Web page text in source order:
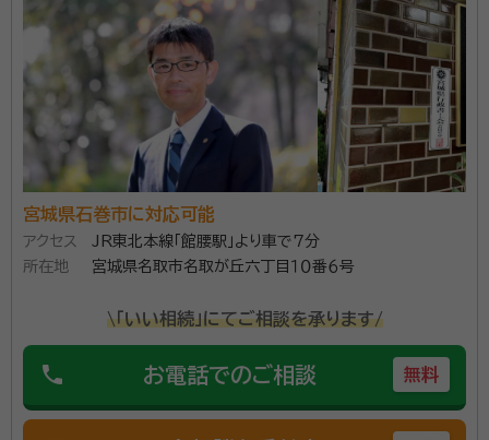
相続が発生すると、相続人の確定や遺産分割協議を経
て、相続財産の名義変更などのあらゆる手続きをおこな
わなければなりません。仕事や普段の生活をしながらで
は負担が大きく、期限のある相続手続きをスムーズにお
こなうのはとても難しいといえるでしょう。
行政書士・特定行政書士・入国管理局申請取次行政書士
所属団体： 宮城県行政書士会 青葉支部
宮城県石巻市に対応可能
アクセス
JR東北本線「館腰駅」より車で7分
所在地
宮城県名取市名取が丘六丁目１０番６号
\「いい相続」にてご相談を承ります/
phone お電話でのご相談 無料